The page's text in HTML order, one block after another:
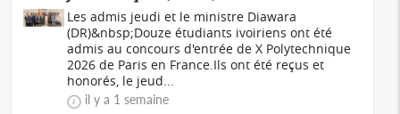
Les admis jeudi et le ministre Diawara
(DR)&nbsp;Douze étudiants ivoiriens ont été
admis au concours d'entrée de X Polytechnique
2026 de Paris en France.Ils ont été reçus et
honorés, le jeud...
il y a 1 semaine